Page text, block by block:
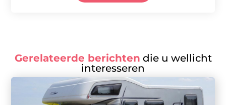
Gerelateerde berichten die u wellicht
interesseren